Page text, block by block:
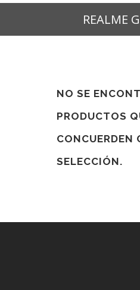
REALME
NO SE
PRODUCTOS
CONCUERDEN
SELECCIÓN.